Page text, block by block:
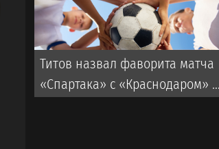
в Турции?
Титов назвал фаворита матча
«Спартака» с «Краснодаром» в